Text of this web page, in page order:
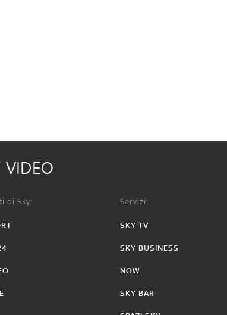
VIDEO
di Sky: Servizi:
SKY TV
SKY BUSINESS
NOW
SKY BAR